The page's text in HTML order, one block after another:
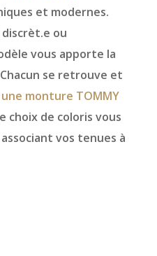
et modernes.
ou
vous apporte la
se retrouve et
une monture TOMMY
choix de coloris vous
vos tenues à